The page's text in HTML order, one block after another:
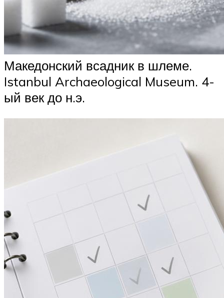
Македонский всадник в шлеме.
Istanbul Archaeological Museum. 4-
ый век до н.э.